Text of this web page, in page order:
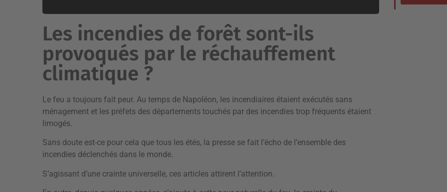
Les incendies de forêt sont-ils
provoqués par le réchauffement
climatique ?
Le feu a toujours fait peur. Au temps de Napoléon, les incendiaires étaient exécutés sans
ménagement et les préfets des départements touchés par des incendies trop fréquents étaient
limogés.
Sans doute est-ce pour cela que tous les étés, la presse se fait l’écho de l’ensemble des
incendies déclenchés dans le monde.
S’agissant d’une crainte universelle, ces articles attirent l’attention.